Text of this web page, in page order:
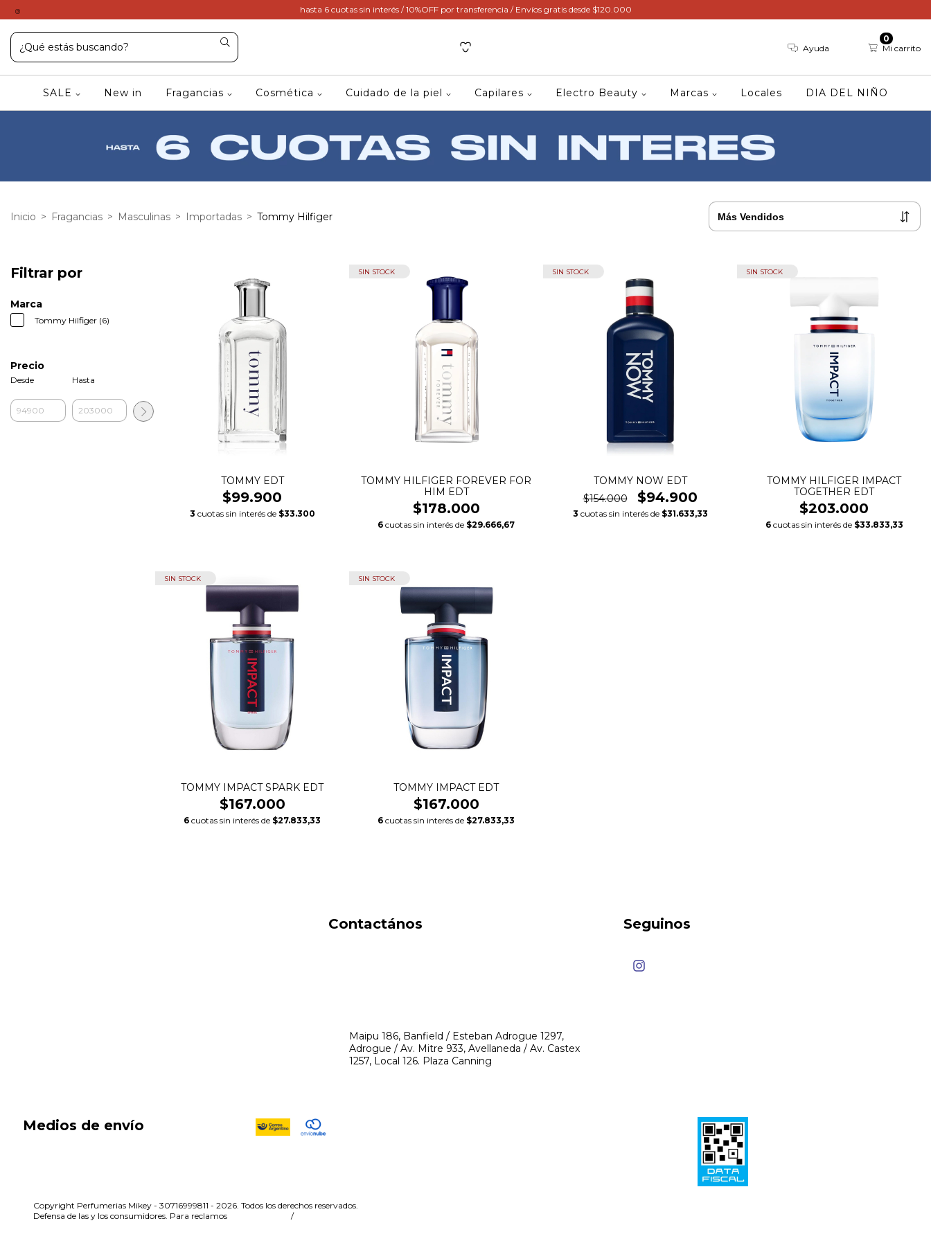
hasta 6 cuotas sin interés / 10%OFF por transferencia / Envíos gratis desde $120.000
Ayuda Mi carrito
0
SALE New in Fragancias Cosmética Cuidado de la piel Capilares Electro Beauty Marcas Locales DIA DEL NIÑO
Inicio > Fragancias > Masculinas > Importadas > Tommy Hilfiger
Filtrar por
Marca
Tommy Hilfiger (6)
Precio
Desde Hasta
TOMMY EDT
$99.900
3 cuotas sin interés de $33.300
SIN STOCK
TOMMY HILFIGER FOREVER FOR
HIM EDT
$178.000
6 cuotas sin interés de $29.666,67
SIN STOCK
TOMMY NOW EDT
$154.000
$94.900
3 cuotas sin interés de $31.633,33
SIN STOCK
TOMMY HILFIGER IMPACT
TOGETHER EDT
$203.000
6 cuotas sin interés de $33.833,33
SIN STOCK
TOMMY IMPACT SPARK EDT
$167.000
6 cuotas sin interés de $27.833,33
SIN STOCK
TOMMY IMPACT EDT
$167.000
6 cuotas sin interés de $27.833,33
Contactános
Maipu 186, Banfield / Esteban Adrogue 1297,
Adrogue / Av. Mitre 933, Avellaneda / Av. Castex
1257, Local 126. Plaza Canning
Seguinos
Medios de envío
Copyright Perfumerias Mikey - 30716999811 - 2026. Todos los derechos reservados.
Defensa de las y los consumidores. Para reclamos
/